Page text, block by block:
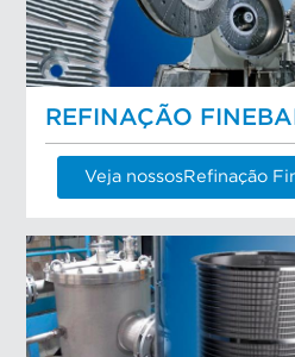
REFINAÇÃO
Veja nossosRefinação